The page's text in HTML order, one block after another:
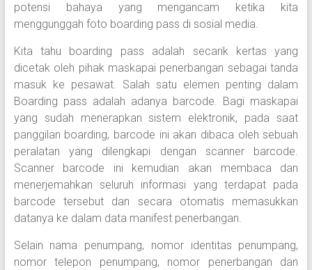
potensi bahaya yang mengancam ketika kita
menggunggah foto boarding pass di sosial media.
Kita tahu boarding pass adalah secarik kertas yang
dicetak oleh pihak maskapai penerbangan sebagai tanda
masuk ke pesawat. Salah satu elemen penting dalam
Boarding pass adalah adanya barcode. Bagi maskapai
yang sudah menerapkan sistem elektronik, pada saat
panggilan boarding, barcode ini akan dibaca oleh sebuah
peralatan yang dilengkapi dengan scanner barcode.
Scanner barcode ini kemudian akan membaca dan
menerjemahkan seluruh informasi yang terdapat pada
barcode tersebut dan secara otomatis memasukkan
datanya ke dalam data manifest penerbangan.
Selain nama penumpang, nomor identitas penumpang,
nomor telepon penumpang, nomor penerbangan dan